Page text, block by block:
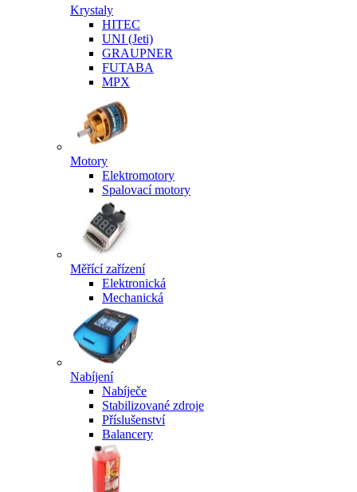
Krystaly
HITEC
UNI (Jeti)
GRAUPNER
FUTABA
MPX
Motory
Elektromotory
Spalovací motory
Měřící zařízení
Elektronická
Mechanická
Nabíjení
Nabíječe
Stabilizované zdroje
Příslušenství
Balancery